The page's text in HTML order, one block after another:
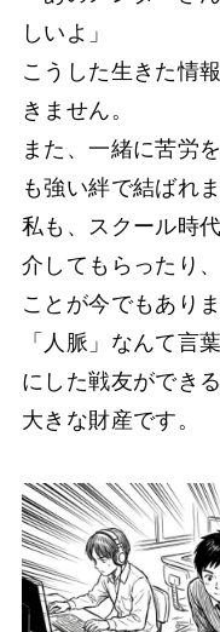
しいよ」
こうした生きた情
きません。
また、一緒に苦労
も強い絆で結ばれま
私も、スクール時
介してもらったり
ことが今でもありま
「人脈」なんて言
にした戦友ができ
大きな財産です。